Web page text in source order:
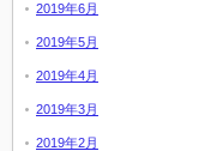
2019年6月
2019年5月
2019年4月
2019年3月
2019年2月